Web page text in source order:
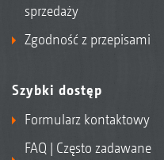
sprzedaży
Zgodność z przepisami
Szybki dostęp
Formularz kontaktowy
FAQ | Często zadawane